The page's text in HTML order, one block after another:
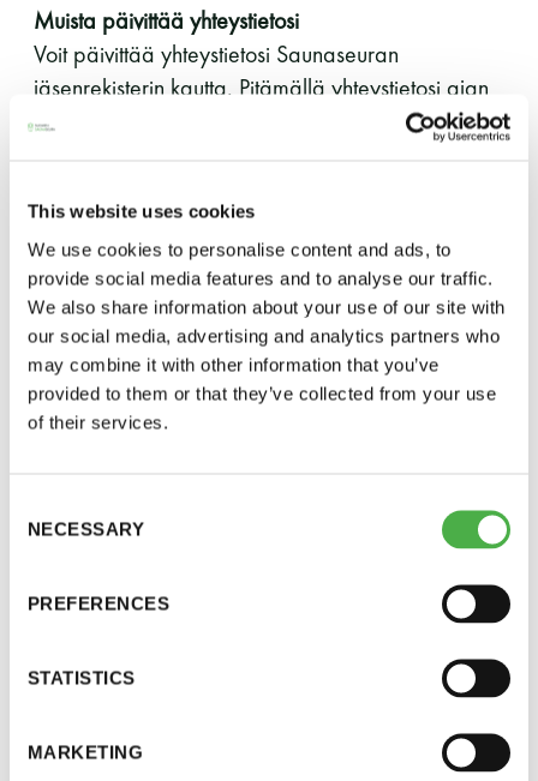
This website uses cookies
We use cookies to personalise content and ads, to
provide social media features and to analyse our traffic.
We also share information about your use of our site with
our social media, advertising and analytics partners who
may combine it with other information that you’ve
provided to them or that they’ve collected from your use
of their services.
Selection
NECESSARY
PREFERENCES
STATISTICS
MARKETING
Hinnasto
Jäsen
12 €
25 €
Lapsi alle 7 v.
ilmainen
11 saunomiskerran kortti
120€
3kk kortti - M / N
275€ / 115€
Vuosikortti - M / N
695€ / 275€
Muista päivittää yhteystietosi
Voit päivittää yhteystietosi Saunaseuran
jäsenrekisterin kautta. Pitämällä yhteystietosi ajan
tasalla varmistat, että uutiskirjeet, Sauna-Lehdet ja
Ohjeet jäsenrekisterin käyttöönottoon ja
jäsentietojen päivittämiseen löydät osoitteesta
https://sauna.vanhat.fi/wp-
content/uploads/2020/03/J%C3%A4sentietoje
n-p%C3%A4ivitys.pdf
Syyskokouksen kootut artikkelit luettavissa
Saunaseuran syyskokouksesta löytyvät
Seuran syyskokous sujuvasti ja korona-turvallisesti:
syyskokous-sujuvasti-ja-korona-turvallisesti/
Tuomas Lehtonen kunniapuheenjohtajaksi: